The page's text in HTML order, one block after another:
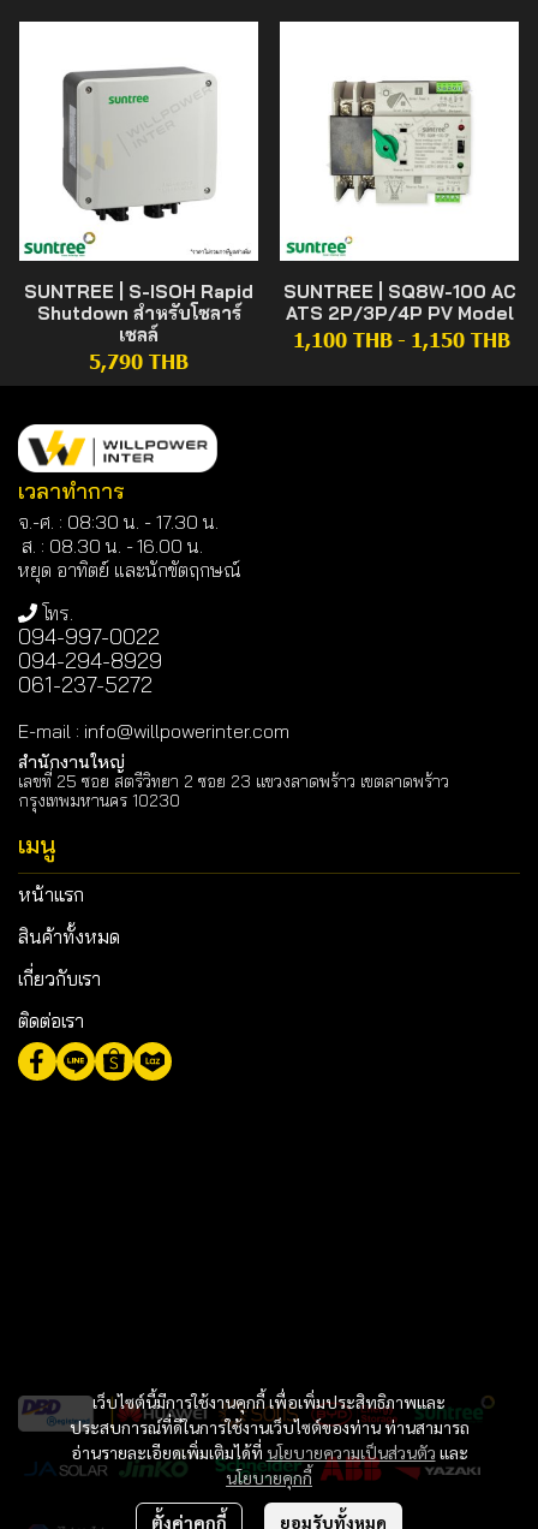
SUNTREE | S-ISOH Rapid
Shutdown สำหรับโซลาร์
เซลล์
5,790 THB
SUNTREE | SQ8W-100 AC
ATS 2P/3P/4P PV Model
1,100 THB - 1,150 THB
เว็บไซต์นี้มีการใช้งานคุกกี้ เพื่อเพิ่มประสิทธิภาพและ
ประสบการณ์ที่ดีในการใช้งานเว็บไซต์ของท่าน ท่านสามารถ
อ่านรายละเอียดเพิ่มเติมได้ที่ นโยบายความเป็นส่วนตัว และ
นโยบายคุกกี้
ตั้งค่าคุกกี้ ยอมรับทั้งหมด
เวลาทำการ
จ.-ศ. : 08:30 น. - 17.30 น.
ส. : 08.30 น. -16.00 น.
หยุด อาทิตย์ และนักขัตฤกษณ์
โทร.
094-997-0022
094-294-8929
061-237-5272
E-mail : info@willpowerinter.com
สำนักงานใหญ่
เลขที่ 25 ซอย สตรีวิทยา 2 ซอย 23 แขวงลาดพร้าว เขตลาดพร้าว
กรุงเทพมหานคร 10230
เมนู
หน้าแรก
สินค้าทั้งหมด
เกี่ยวกับเรา
ติดต่อเรา